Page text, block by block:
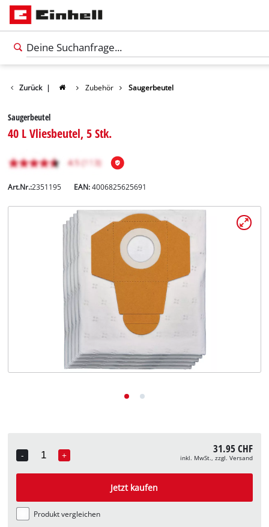
Zurück | Zubehör Saugerbeutel
Saugerbeutel
40 L Vliesbeutel, 5 Stk.
Art.Nr.:2351195 EAN:4006825625691
-
Quantity
+ 31.95 CHF
inkl. MwSt., zzgl. Versand
Jetzt kaufen
Produkt vergleichen